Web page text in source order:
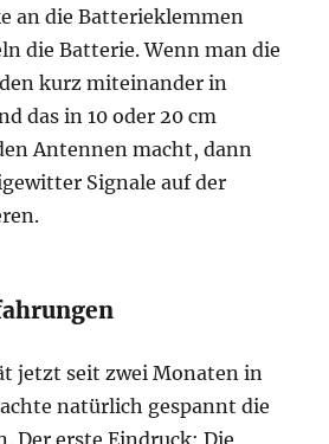
an die Batterieklemmen
die Batterie. Wenn man die
kurz miteinander in
das in 10 oder 20 cm
Antennen macht, dann
Signale auf der
jetzt seit zwei Monaten in
natürlich gespannt die